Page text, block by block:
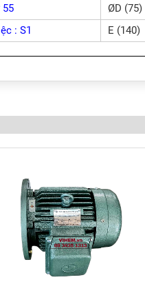
55
ØD (75)
: S1
E (140)